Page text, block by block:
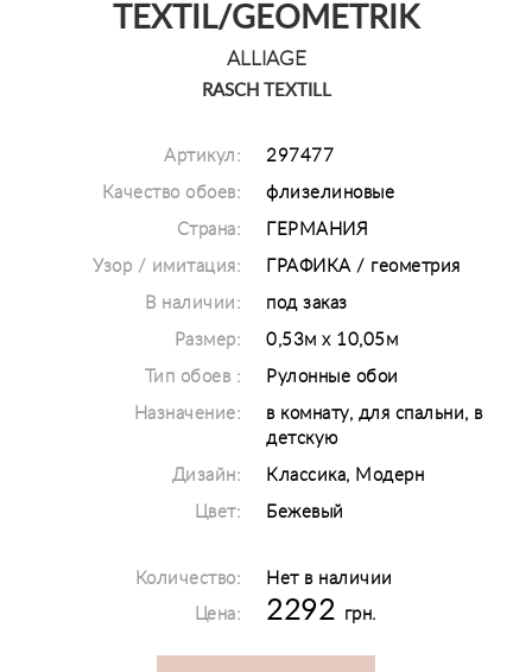
TEXTIL/GEOMETRIK
ALLIAGE
RASCH TEXTILL
Артикул: 297477
Качество обоев: флизелиновые
Страна: ГЕРМАНИЯ
Узор / имитация: ГРАФИКА / геометрия
В наличии: под заказ
Размер: 0,53м х 10,05м
Тип обоев : Рулонные обои
Назначение:
в комнату, для спальни, в
детскую
Дизайн: Классика, Модерн
Цвет: Бежевый
Количество:
Нет в наличии
Цена:
2292 грн.